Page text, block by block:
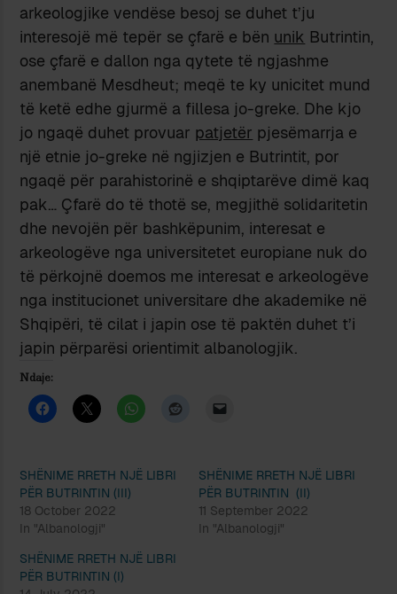
arkeologjike vendëse besoj se duhet t’ju
interesojë më tepër se çfarë e bën unik Butrintin,
ose çfarë e dallon nga qytete të ngjashme
anembanë Mesdheut; meqë te ky unicitet mund
të ketë edhe gjurmë a fillesa jo-greke. Dhe kjo
jo ngaqë duhet provuar patjetër pjesëmarrja e
një etnie jo-greke në ngjizjen e Butrintit, por
ngaqë për parahistorinë e shqiptarëve dimë kaq
pak… Çfarë do të thotë se, megjithë solidaritetin
dhe nevojën për bashkëpunim, interesat e
arkeologëve nga universitetet europiane nuk do
të përkojnë doemos me interesat e arkeologëve
nga institucionet universitare dhe akademike në
Shqipëri, të cilat i japin ose të paktën duhet t’i
japin përparësi orientimit albanologjik.
Ndaje:
SHËNIME RRETH NJË LIBRI
PËR BUTRINTIN (III)
18 October 2022
In "Albanologji"
SHËNIME RRETH NJË LIBRI
PËR BUTRINTIN (II)
11 September 2022
In "Albanologji"
SHËNIME RRETH NJË LIBRI
PËR BUTRINTIN (I)